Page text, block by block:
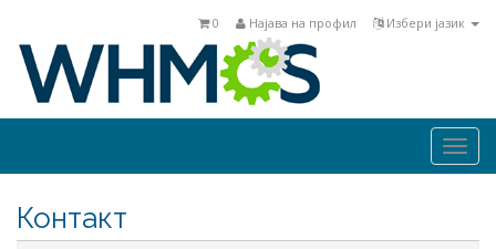
Избери јазик
Најава на профил
0
Контакт